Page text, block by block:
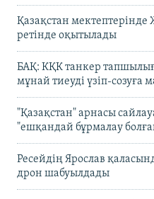
Қазақстан мектептерінде
ретінде оқытылады
БАҚ: КҚК танкер
мұнай тиеуді үзіп-созуға
"Қазақстан" арнасы
"ешқандай бұрмалау
Ресейдің Ярослав
дрон шабуылдады